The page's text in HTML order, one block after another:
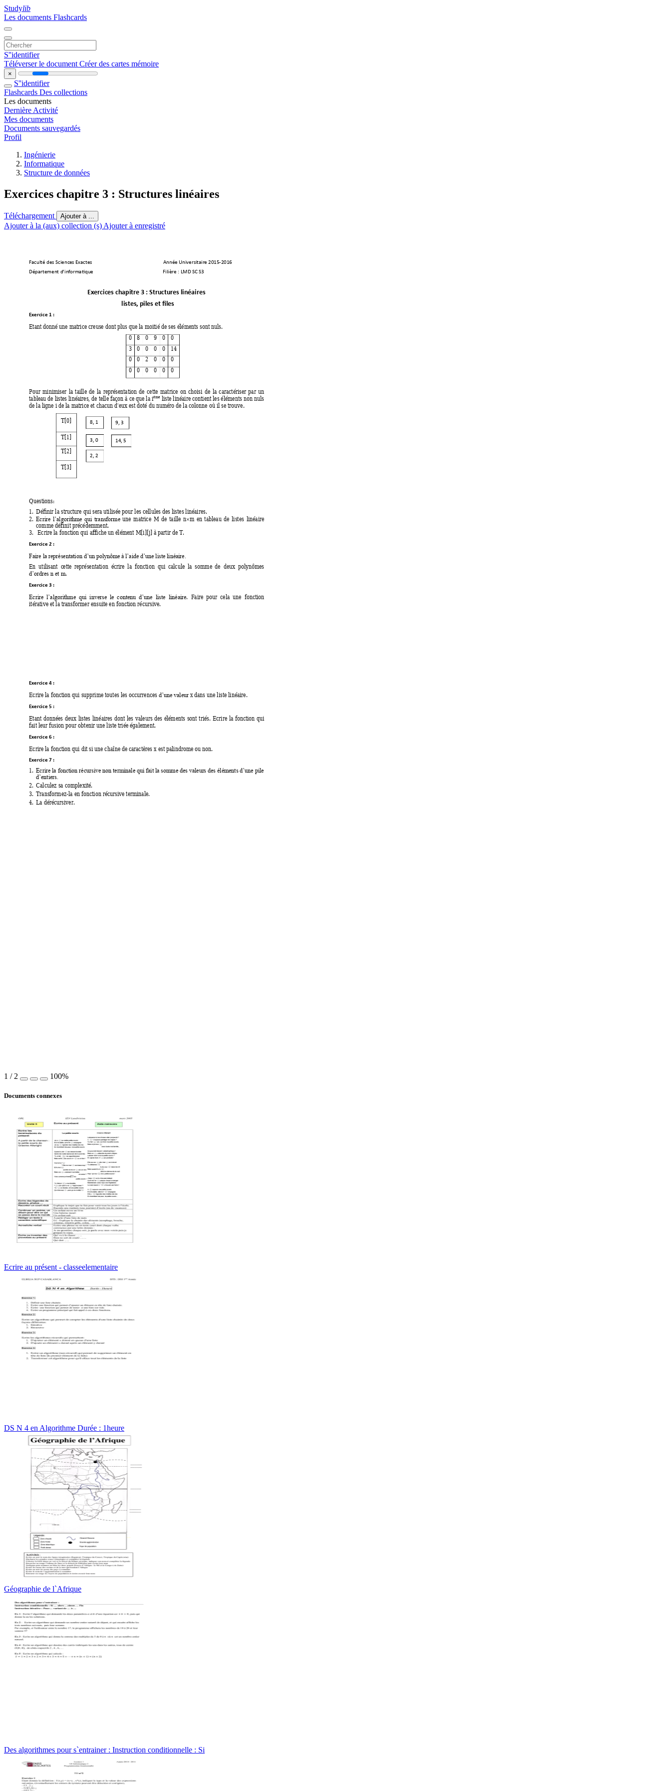
Studylib
Les documents Flashcards
S''identifier
Téléverser le document Créer des cartes mémoire
×
S''identifier
Flashcards Des collections
Les documents
Dernière Activité
Mes documents
Documents sauvegardés
Profil
Ingénierie
Informatique
Structure de données
Exercices chapitre 3 : Structures linéaires
Téléchargement Ajouter à ...
Ajouter à la (aux) collection (s) Ajouter à enregistré
Faculté des Sciences Exactes Année Universitaire 2015-2016
Département d’informatique Filière : LMD SC S3
Exercices chapitre 3 : Structures linéaires
listes, piles et files
Exercice 1 :
Etant donné une matrice creuse dont plus que la moitié de ses éléments sont nuls.
0 8 0 9 0 0
3 0 0 0 0 14
0 0 2 0 0 0
0 0 0 0 0 0
Pour minimiser la taille de la représentation de cette matrice on choisi de la caractériser par un
tableau de listes linéaires, de telle façon à ce que la ième liste linéaire contient les éléments non nuls
de la ligne i de la matrice et chacun d'eux est doté du numéro de la colonne où il se trouve.
T[0]
T[1]
T[2]
T[3]
Questions:
1. Définir la structure qui sera utilisée pour les cellules des listes linéaires.
2. Ecrire l’algorithme qui transforme une matrice M de taille nm en tableau de listes linéaire
comme définit précédemment.
3. Ecrire la fonction qui affiche un élément M[i][j] à partir de T.
Exercice 2 :
Faire la représentation d’un polynôme à l’aide d’une liste linéaire.
En  utilisant  cette  représentation  écrire la  fonction  qui calcule la  somme de  deux  polynômes
d’ordres n et m.
Exercice 3 :
Ecrire  l’algorithme  qui inverse  le  contenu d’une  liste linéaire. Faire  pour  cela une  fonction
itérative et la transformer ensuite en fonction récursive.
8, 1 9, 3
3, 0 14, 5
2, 2
Exercice 4 :
Ecrire la fonction qui supprime toutes les occurrences d’une valeur x dans une liste linéaire.
Exercice 5 :
Etant données deux listes linéaires dont les valeurs des éléments sont triés. Ecrire la fonction qui
fait leur fusion pour obtenir une liste triée également.
Exercice 6 :
Ecrire la fonction qui dit si une chaîne de caractères x est palindrome ou non.
Exercice 7 :
1. Ecrire la fonction récursive non terminale qui fait la somme des valeurs des éléments d’une pile
d’entiers.
2. Calculez sa complexité.
3. Transformez-la en fonction récursive terminale.
4. La dérécursiver.
1 / 2 100%
Documents connexes
Ecrire au présent - classeelementaire
DS N 4 en Algorithme Durée : 1heure
Géographie de l`Afrique
Des algorithmes pour s`entrainer : Instruction conditionnelle : Si